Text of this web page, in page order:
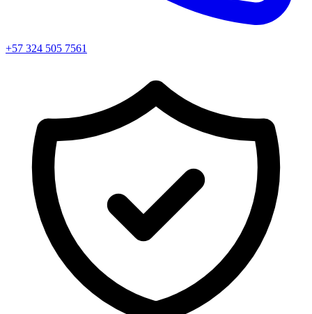
+57 324 505 7561